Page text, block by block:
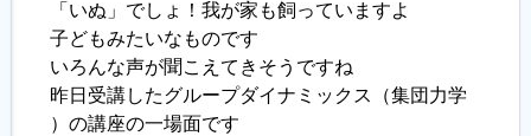
「いぬ」でしょ！我が家も飼っていますよ
子どもみたいなものです
いろんな声が聞こえてきそうですね
昨日受講したグループダイナミックス（集団力学
）の講座の一場面です